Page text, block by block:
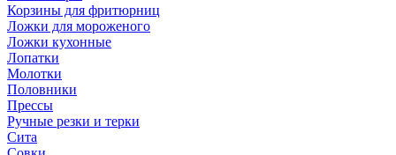
Корзины для фритюрниц
Ложки для мороженого
Ложки кухонные
Лопатки
Молотки
Половники
Прессы
Ручные резки и терки
Сита